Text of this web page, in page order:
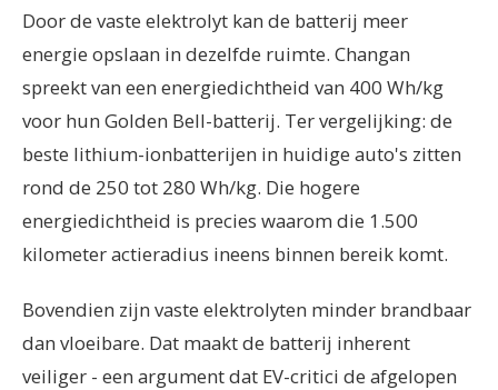
Door de vaste elektrolyt kan de batterij meer
energie opslaan in dezelfde ruimte. Changan
spreekt van een energiedichtheid van 400 Wh/kg
voor hun Golden Bell-batterij. Ter vergelijking: de
beste lithium-ionbatterijen in huidige auto's zitten
rond de 250 tot 280 Wh/kg. Die hogere
energiedichtheid is precies waarom die 1.500
kilometer actieradius ineens binnen bereik komt.
Bovendien zijn vaste elektrolyten minder brandbaar
dan vloeibare. Dat maakt de batterij inherent
veiliger - een argument dat EV-critici de afgelopen